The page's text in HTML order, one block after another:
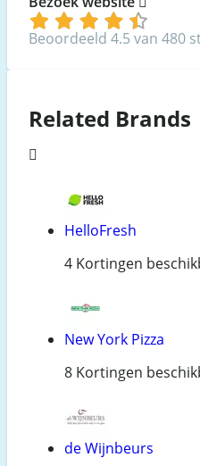
Beoordeeld 4.5 van 480
Related Brands
HelloFresh
4 Kortingen
New York Pizza
8 Kortingen
de Wijnbeurs